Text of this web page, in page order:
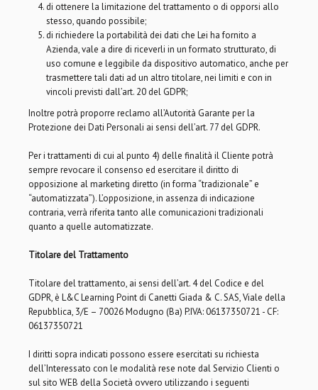
di ottenere la limitazione del trattamento o di opporsi allo
stesso, quando possibile;
di richiedere la portabilità dei dati che Lei ha fornito a
Azienda, vale a dire di riceverli in un formato strutturato, di
uso comune e leggibile da dispositivo automatico, anche per
trasmettere tali dati ad un altro titolare, nei limiti e con in
vincoli previsti dall’art. 20 del GDPR;
Inoltre potrà proporre reclamo all’Autorità Garante per la
Protezione dei Dati Personali ai sensi dell’art. 77 del GDPR.
Per i trattamenti di cui al punto 4) delle finalità il Cliente potrà
sempre revocare il consenso ed esercitare il diritto di
opposizione al marketing diretto (in forma “tradizionale” e
“automatizzata”). L’opposizione, in assenza di indicazione
contraria, verrà riferita tanto alle comunicazioni tradizionali
quanto a quelle automatizzate.
Titolare del Trattamento
Titolare del trattamento, ai sensi dell’art. 4 del Codice e del
GDPR, è L&C Learning Point di Canetti Giada & C. SAS, Viale della
Repubblica, 3/E – 70026 Modugno (Ba) P.IVA: 06137350721 - CF:
06137350721
I diritti sopra indicati possono essere esercitati su richiesta
dell’Interessato con le modalità rese note dal Servizio Clienti o
sul sito WEB della Società ovvero utilizzando i seguenti